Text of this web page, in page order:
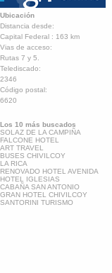
Ubicación
Distancia desde:
Capital Federal : 163 km
Vias de acceso:
Rutas 7 y 5.
Telediscado:
2346
Código postal:
6620
Los 10 más buscados
SOLAZ DE LA CAMPIÑA
FALCONE HOTEL
ART TRAVEL
BUSES CHIVILCOY
LA RICA
RENOVADO HOTEL AVENIDA
HOTEL IGLESIAS
CABAÑA SAN ANTONIO
GRAN HOTEL CHIVILCOY
SANTORINI TURISMO